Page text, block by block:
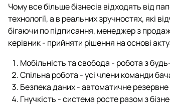
Чому все більше бізнесів відходять від
технології, а в реальних зручностях, які
бігаючи по підписання, менеджер з
керівник - прийняти рішення на основі
Мобільність та свобода - робота з
Спільна робота - усі члени команди
Безпека даних - автоматичне резервне
Гнучкість - система росте разом з